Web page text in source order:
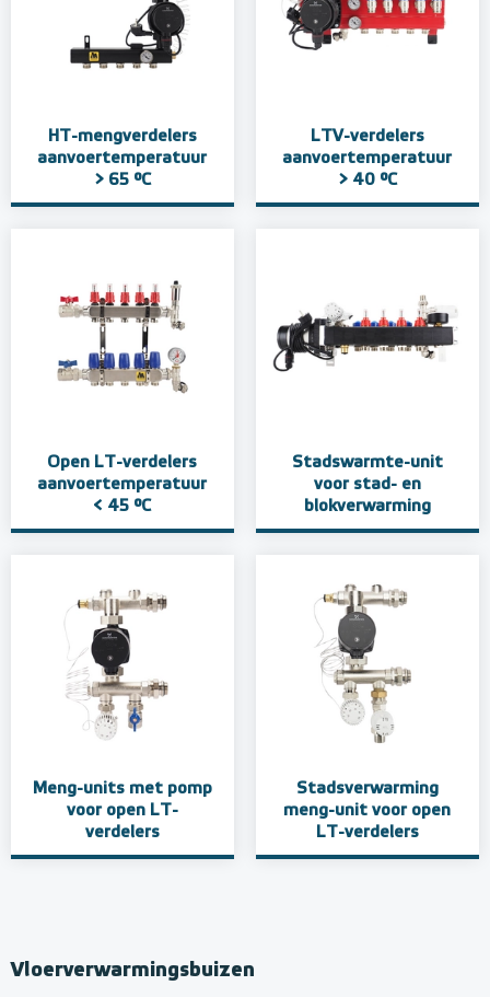
HT-mengverdelers
aanvoertemperatuur
> 65 °C
LTV-verdelers
aanvoertemperatuur
> 40 °C
Open LT-verdelers
aanvoertemperatuur
< 45 °C
Stadswarmte-unit
voor stad- en
blokverwarming
Meng-units met pomp
voor open LT-
verdelers
Stadsverwarming
meng-unit voor open
LT-verdelers
Vloerverwarmingsbuizen